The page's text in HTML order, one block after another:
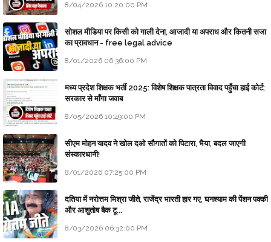
8/04/2026 10:20:00 PM
सोशल मीडिया पर किसी को गाली देना, आजादी या अपराध और कितनी सजा
का प्रावधान - free legal advice
8/01/2026 06:36:00 PM
मध्य प्रदेश शिक्षक भर्ती 2025: विशेष शिक्षक पात्रता विवाद पहुँचा हाई कोर्ट;
सरकार से माँगा जवाब
8/05/2026 10:49:00 PM
सीएम मोहन यादव ने खोल दओ सौगातों को पिटारा, भैया, बदल जाएगी
संस्कारधानी!
8/01/2026 07:25:00 PM
दतिया में नरोत्तम मिश्रा जीते, राजेंद्र भारती हार गए, घनश्याम की पेंशन पक्की
और आशुतोष बैक टू...
8/03/2026 06:32:00 PM